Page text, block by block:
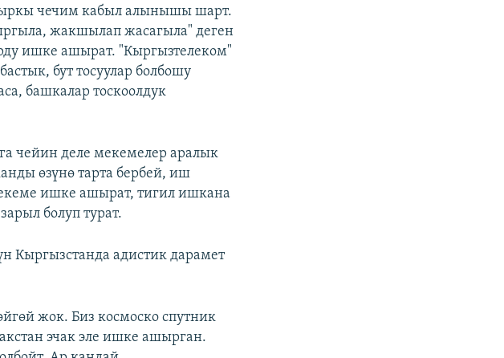
чечим кабыл алынышы шарт.
жакшылап жасагыла" деген
ишке ашырат. "Кыргызтелеком"
бут тосуулар болбошу
башкалар тоскоолдук
чейин деле мекемелер аралык
өзүнө тарта бербей, иш
ишке ашырат, тигил ишкана
болуп турат.
Кыргызстанда адистик дарамет
жок. Биз космоско спутник
эчак эле ишке ашырган.